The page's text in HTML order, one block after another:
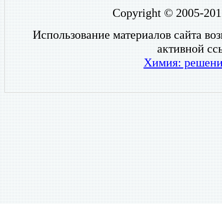
Copyright © 2005-
Использование материалов сайта
активной
Химия: